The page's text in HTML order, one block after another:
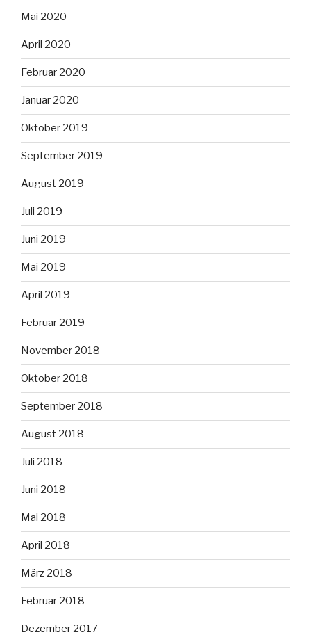
Mai 2020
April 2020
Februar 2020
Januar 2020
Oktober 2019
September 2019
August 2019
Juli 2019
Juni 2019
Mai 2019
April 2019
Februar 2019
November 2018
Oktober 2018
September 2018
August 2018
Juli 2018
Juni 2018
Mai 2018
April 2018
März 2018
Februar 2018
Dezember 2017